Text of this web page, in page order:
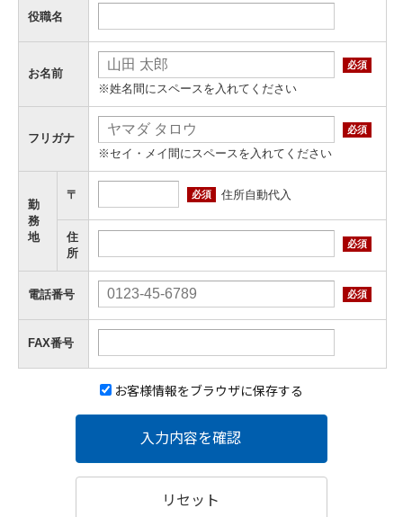
役職名
お名前
必須
※姓名間にスペースを入れてください
フリガナ
必須
※セイ・メイ間にスペースを入れてください
勤
務
地
〒 必須 住所自動代入
住
所
必須
電話番号 必須
FAX番号
お客様情報をブラウザに保存する
入力内容を確認
リセット